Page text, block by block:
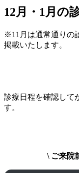
12月・1月の
※11月は通常通りの
掲載いたします。
診療日程を確認して
す。
\ ご来院